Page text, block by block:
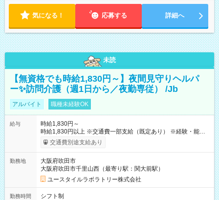
気になる！ 応募する 詳細へ
未読
【無資格でも時給1,830円～】夜間見守りヘルパ
ー✨訪問介護（週1日から／夜勤専従） /Jb
アルバイト 職種未経験OK
給与
時給1,830円～
時給1,830円以上 ※交通費一部支給（既定あり） ※経験・能力を
考慮して決定します 【収入例】 週1回勤務の場合：1,830円×8時
間×4回=5万8,560円 週3回勤務の場合：1,830円×8時間×12回
月 ※ 雇用形態と給与に、本採用時と異なる部分があります。 雇
用形態：本採用時と同じです。 給与：時給 1,610円以上
交通費別途支給あり
勤務地
大阪府吹田市
大阪府吹田市千里山西（最寄り駅：関大前駅）
ユースタイルラボラトリー株式会社
勤務時間
シフト制